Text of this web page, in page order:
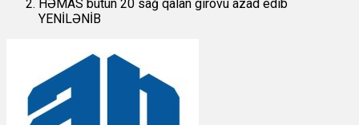
HƏMAS bütün 20 sağ qalan girovu azad edib
YENİLƏNİB